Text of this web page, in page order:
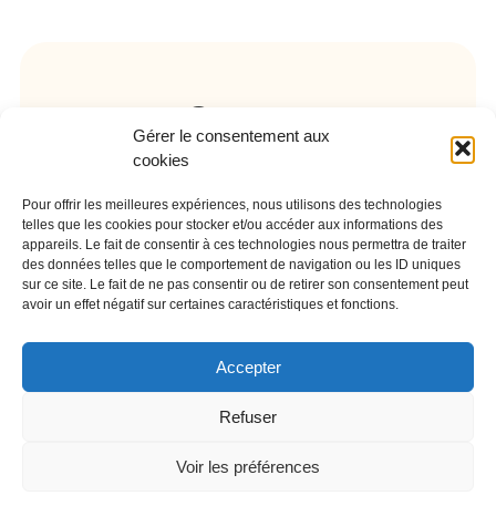
Gérer le consentement aux
cookies
Pour offrir les meilleures expériences, nous utilisons des technologies
telles que les cookies pour stocker et/ou accéder aux informations des
appareils. Le fait de consentir à ces technologies nous permettra de traiter
des données telles que le comportement de navigation ou les ID uniques
sur ce site. Le fait de ne pas consentir ou de retirer son consentement peut
avoir un effet négatif sur certaines caractéristiques et fonctions.
Accepter
Refuser
Voir les préférences
Contact
cv.carrere@orange.fr
12 bis route d'Arpajon 91650
Breuillet